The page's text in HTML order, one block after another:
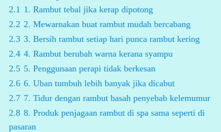
2.1 1. Rambut tebal jika kerap dipotong
2.2 2. Mewarnakan buat rambut mudah bercabang
2.3 3. Bersih rambut setiap hari punca rambut kering
2.4 4. Rambut berubah warna kerana syampu
2.5 5. Penggunaan perapi tidak berkesan
2.6 6. Uban tumbuh lebih banyak jika dicabut
2.7 7. Tidur dengan rambut basah penyebab kelemumur
2.8 8. Produk penjagaan rambut di spa sama seperti di
pasaran